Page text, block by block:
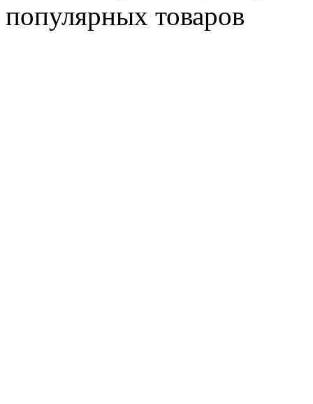
популярных товаров